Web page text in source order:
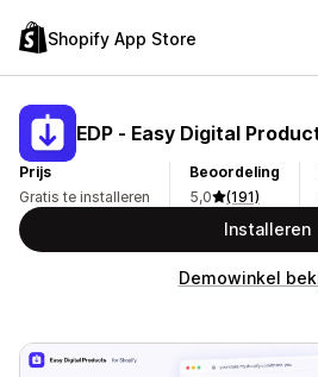
Shopify App Store
EDP ‑ Easy Digital
Prijs
Gratis te installeren
Beoordeling
5,0
(191)
Installeren
Demowinkel